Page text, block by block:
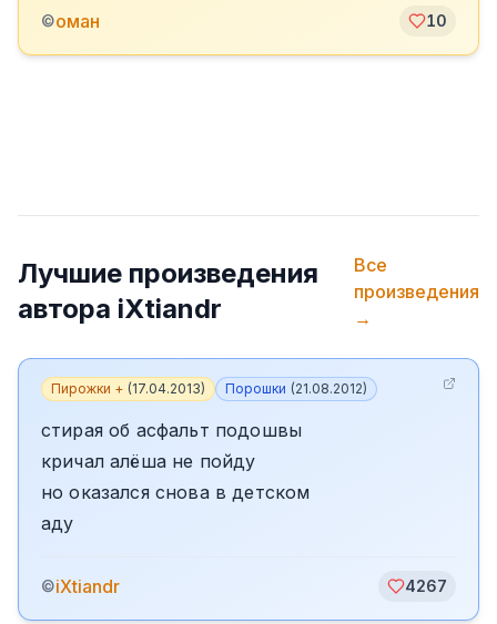
©оман 10
Лучшие произведения
автора iXtiandr
Все
произведения
→
Пирожки + (17.04.2013) Порошки (21.08.2012)
стирая об асфальт подошвы
кричал алёша не пойду
но оказался снова в детском
аду
©iXtiandr 4267